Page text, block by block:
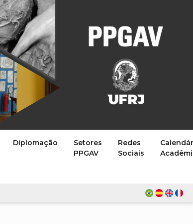
Diplomação
Setores
PPGAV
Redes
Sociais